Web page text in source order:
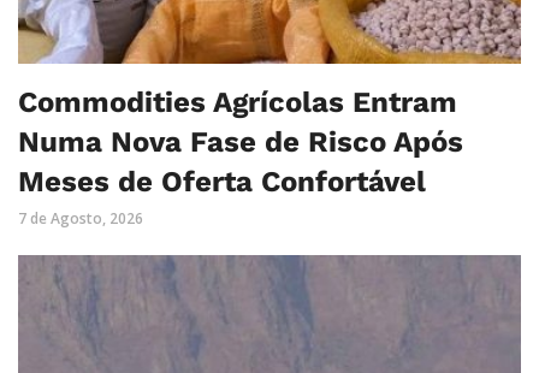
Commodities Agrícolas Entram
Numa Nova Fase de Risco Após
Meses de Oferta Confortável
7 de Agosto, 2026